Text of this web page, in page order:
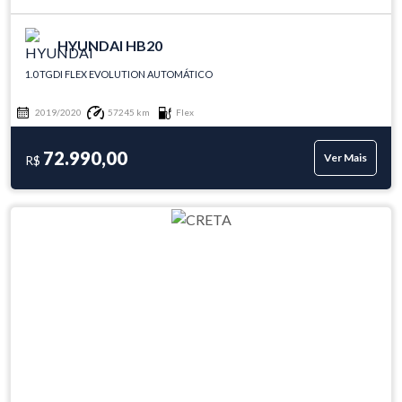
HYUNDAI HB20
1.0 TGDI FLEX EVOLUTION AUTOMÁTICO
2019/2020 57245 km Flex
R$ 72.990,00 Ver Mais